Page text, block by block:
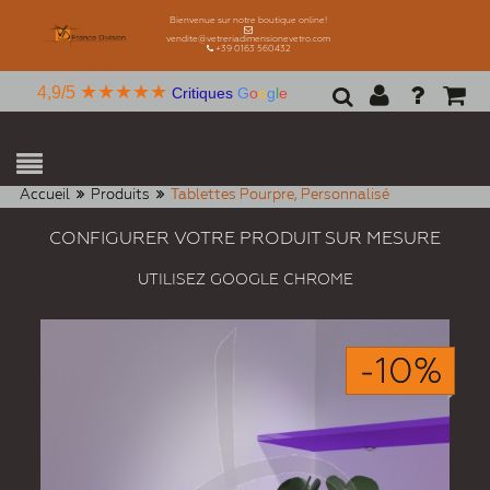
Bienvenue sur notre boutique online!
vendite@vetreriadimensionevetro.com
+39 0163 560432
4,9/5 ★★★★★ Critiques Google
Accueil Produits Tablettes Pourpre, Personnalisé
CONFIGURER VOTRE PRODUIT SUR MESURE
UTILISEZ GOOGLE CHROME
-10%